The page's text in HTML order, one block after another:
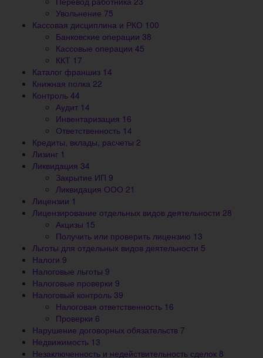
Увольнение 75
Кассовая дисциплина и РКО 100
Банковские операции 38
Кассовые операции 45
ККТ 17
Каталог франшиз 14
Книжная полка 22
Контроль 44
Аудит 14
Инвентаризация 16
Ответственность 14
Кредиты, вклады, расчеты 2
Лизинг 1
Ликвидация 34
Закрытие ИП 9
Ликвидация ООО 21
Лицензии 1
Лицензирование отдельных видов деятельности 28
Акцизы 15
Получить или проверить лицензию 13
Льготы для отдельных видов деятельности 5
Налоги 9
Налоговые льготы 9
Налоговые проверки 9
Налоговый контроль 39
Налоговая ответственность 16
Проверки 6
Нарушение договорных обязательств 7
Недвижимость 13
Незаключенность и недействительность сделок 8